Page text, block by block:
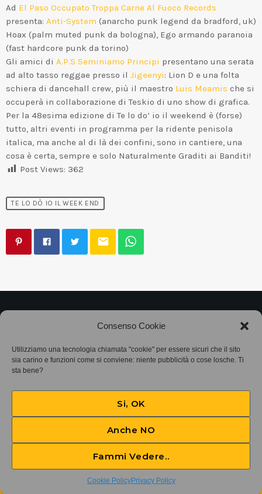
Consenso Cookie
Utilizziamo una tecnologia chiamata "cookie" per essere sicuri che il sito
sia carino e funzioni come si conviene: niente pubblicità o cose losche. Ti
sta bene?
Si, OK
Anche NO
Fammi Vedere..
Cookie PolicyPrivacy Policy
We've Got Tonight
Bob Seger & the Silver Bullet Band
Ad El Paso Occupato Troppa Carne Al Fuoco Records
presenta: Anti-System (anarcho punk legend da bradford, uk)
Hoax (palm muted punk da bologna), Ego armando paranoia
(fast hardcore punk da torino)
Gli amici di A.P.S Seminiamo Principi presentano una serata
ad alto tasso reggae presso il Jigeenyi: Lion D e una folta
schiera di dancehall crew, più il maestro Luis Meamis che si
occuperà in collaborazione di Teskio di uno show di grafica.
Per la 48esima edizione di Te lo do’ io il weekend è (forse)
tutto, altri eventi in programma per la ridente penisola
italica, ma anche al di là dei confini, sono in cantiere, una
cosa è certa, sempre e solo Naturalmente Graditi ai Banditi!
Post Views: 362
TE LO DÒ IO IL WEEK END
email
Associazione Bandito • CF 97882400019 •
Privacy Policy•Cookie Policy (UE) • Protocollo
SIAE 7425